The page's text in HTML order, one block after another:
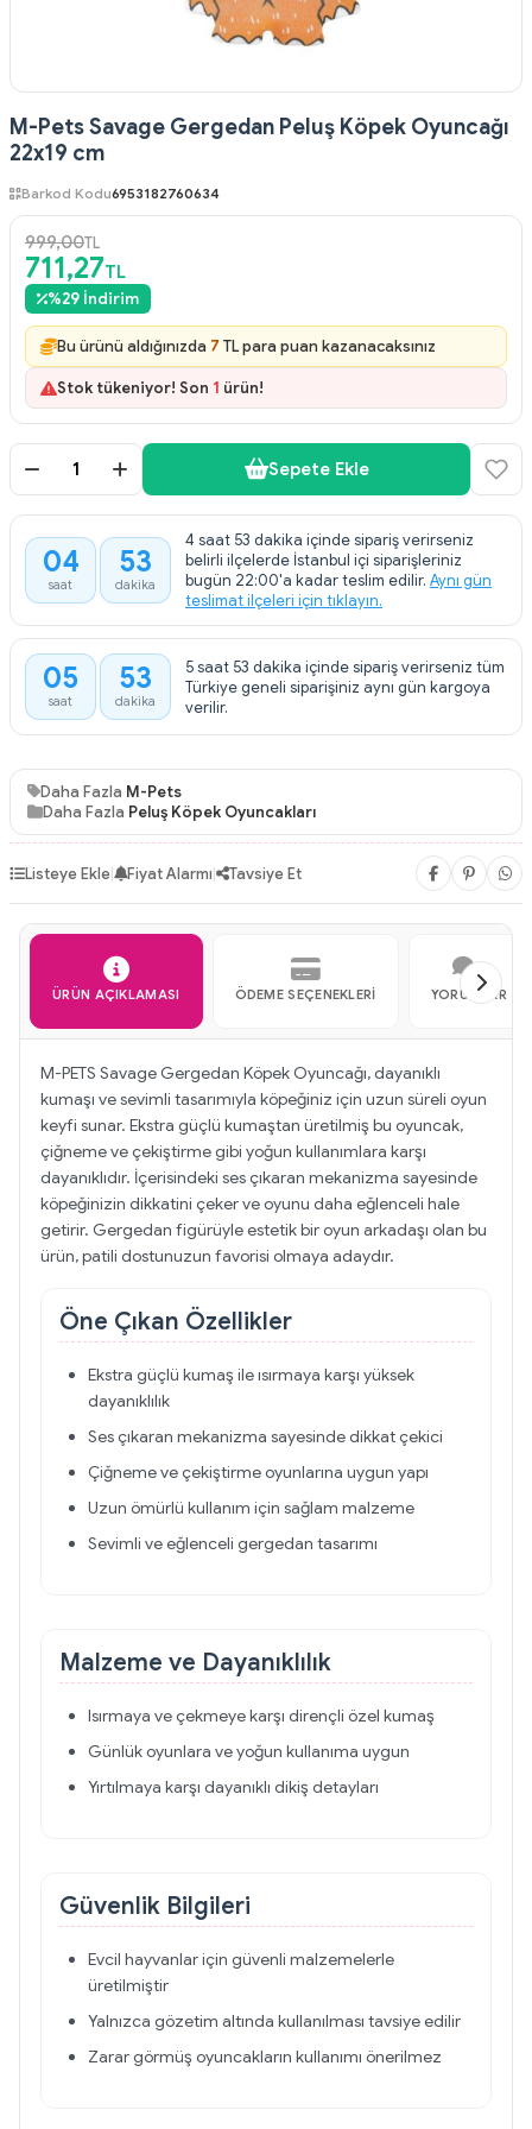
M-Pets Savage Gergedan Peluş Köpek Oyuncağı
22x19 cm
Barkod Kodu6953182760634
999,00TL
711,27TL
%29 İndirim
Bu ürünü aldığınızda 7 TL para puan kazanacaksınız
Stok tükeniyor! Son 1 ürün!
Sepete Ekle
04
saat
53
dakika
4 saat 53 dakika içinde sipariş verirseniz
belirli ilçelerde İstanbul içi siparişleriniz
bugün 22:00'a kadar teslim edilir. Aynı gün
teslimat ilçeleri için tıklayın.
05
saat
53
dakika
5 saat 53 dakika içinde sipariş verirseniz tüm
Türkiye geneli siparişiniz aynı gün kargoya
verilir.
Daha Fazla M-Pets
Daha Fazla Peluş Köpek Oyuncakları
Listeye Ekle| Fiyat Alarmı| Tavsiye Et
ÜRÜN AÇIKLAMASI ÖDEME SEÇENEKLERI YORUMLAR
M-PETS Savage Gergedan Köpek Oyuncağı, dayanıklı
kumaşı ve sevimli tasarımıyla köpeğiniz için uzun süreli oyun
keyfi sunar. Ekstra güçlü kumaştan üretilmiş bu oyuncak,
çiğneme ve çekiştirme gibi yoğun kullanımlara karşı
dayanıklıdır. İçerisindeki ses çıkaran mekanizma sayesinde
köpeğinizin dikkatini çeker ve oyunu daha eğlenceli hale
getirir. Gergedan figürüyle estetik bir oyun arkadaşı olan bu
ürün, patili dostunuzun favorisi olmaya adaydır.
Öne Çıkan Özellikler
Ekstra güçlü kumaş ile ısırmaya karşı yüksek
dayanıklılık
Ses çıkaran mekanizma sayesinde dikkat çekici
Çiğneme ve çekiştirme oyunlarına uygun yapı
Uzun ömürlü kullanım için sağlam malzeme
Sevimli ve eğlenceli gergedan tasarımı
Malzeme ve Dayanıklılık
Isırmaya ve çekmeye karşı dirençli özel kumaş
Günlük oyunlara ve yoğun kullanıma uygun
Yırtılmaya karşı dayanıklı dikiş detayları
Güvenlik Bilgileri
Evcil hayvanlar için güvenli malzemelerle
üretilmiştir
Yalnızca gözetim altında kullanılması tavsiye edilir
Zarar görmüş oyuncakların kullanımı önerilmez